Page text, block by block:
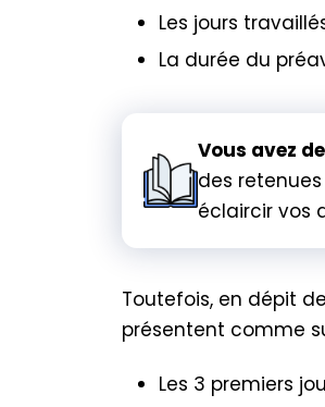
Les jours
La durée du
Vous avez
des
éclaircir vos
Toutefois, en dépit
présentent comme
Les 3 premiers